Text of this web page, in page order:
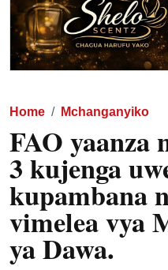
Home Mchanganyiko
FAO yaanza
3 kujenga
kupambana
vimelea vya
ya Dawa.